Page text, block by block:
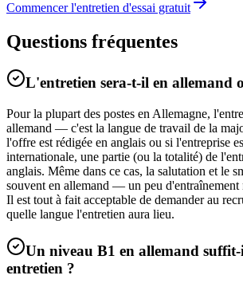
Commencer l'entretien d'essai gratuit
Questions fréquentes
L'entretien sera-t-il en allemand
Pour la plupart des postes en Allemagne,
allemand — c'est la langue de travail de la
l'offre est rédigée en anglais ou si l'entreprise
internationale, une partie (ou la totalité) de
anglais. Même dans ce cas, la salutation et le
souvent en allemand — un peu d'entraînement
Il est tout à fait acceptable de demander au
quelle langue l'entretien aura lieu.
Un niveau B1 en allemand
entretien ?